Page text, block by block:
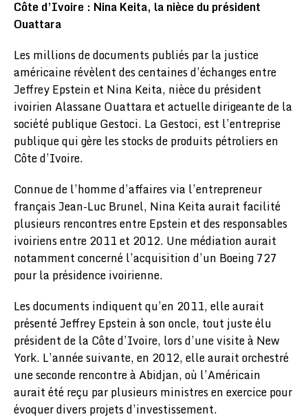
Côte d’Ivoire : Nina Keita, la nièce du président
Ouattara
Les millions de documents publiés par la justice
américaine révèlent des centaines d’échanges entre
Jeffrey Epstein et Nina Keita, nièce du président
ivoirien Alassane Ouattara et actuelle dirigeante de la
société publique Gestoci. La Gestoci, est l’entreprise
publique qui gère les stocks de produits pétroliers en
Côte d’Ivoire.
Connue de l’homme d’affaires via l’entrepreneur
français Jean-Luc Brunel, Nina Keita aurait facilité
plusieurs rencontres entre Epstein et des responsables
ivoiriens entre 2011 et 2012. Une médiation aurait
notamment concerné l’acquisition d’un Boeing 727
pour la présidence ivoirienne.
Les documents indiquent qu’en 2011, elle aurait
présenté Jeffrey Epstein à son oncle, tout juste élu
président de la Côte d’Ivoire, lors d’une visite à New
York. L’année suivante, en 2012, elle aurait orchestré
une seconde rencontre à Abidjan, où l’Américain
aurait été reçu par plusieurs ministres en exercice pour
évoquer divers projets d’investissement.